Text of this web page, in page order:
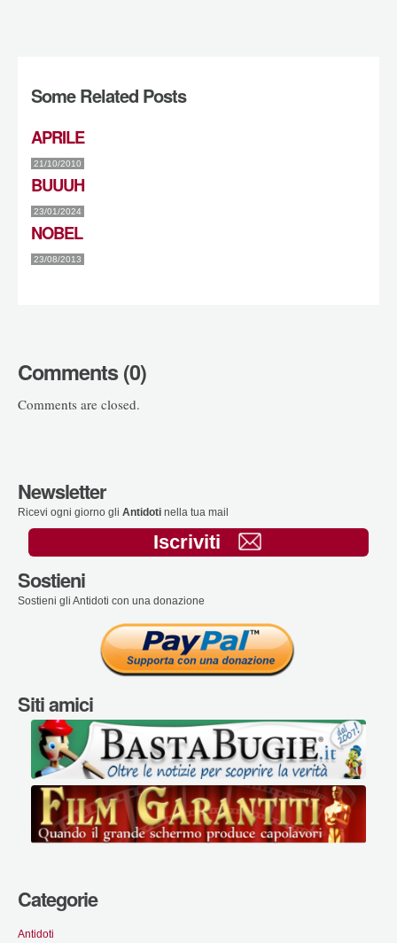
Some Related Posts
APRILE
21/10/2010
BUUUH
23/01/2024
NOBEL
23/08/2013
Comments (0)
Comments are closed.
Newsletter
Ricevi ogni giorno gli Antidoti nella tua mail
Iscriviti
Sostieni
Sostieni gli Antidoti con una donazione
Siti amici
Categorie
Antidoti